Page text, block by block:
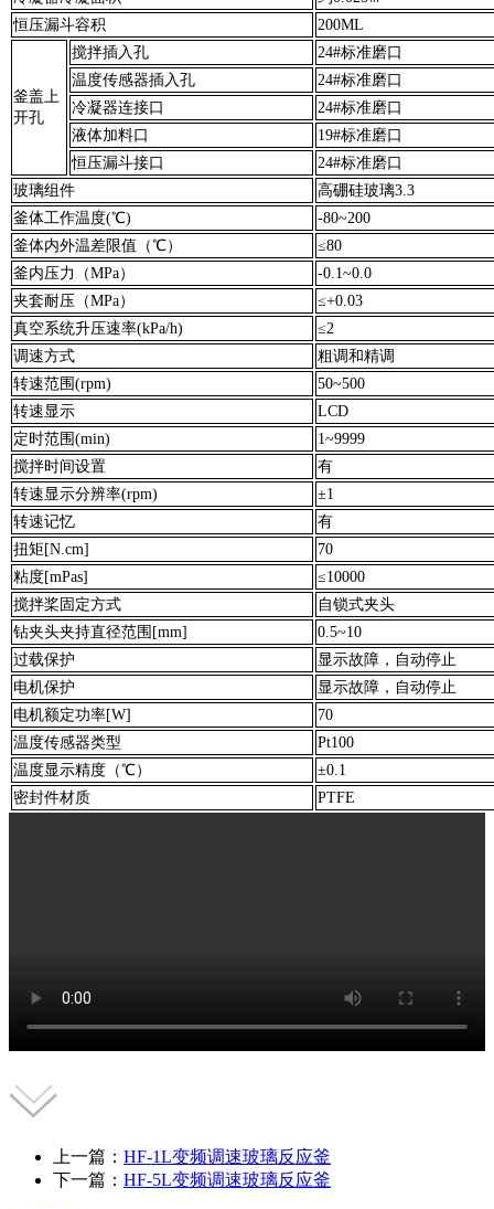
恒压漏斗容积
200ML
釜盖上
开孔
搅拌插入孔
24#标准磨口
温度传感器插入孔
24#标准磨口
冷凝器连接口
24#标准磨口
液体加料口
19#标准磨口
恒压漏斗接口
24#标准磨口
玻璃组件
高硼硅玻璃3.3
釜体工作温度(℃)
-80~200
釜体内外温差限值（℃）
≤80
釜内压力（MPa）
-0.1~0.0
夹套耐压（MPa）
≤+0.03
真空系统升压速率(kPa/h)
≤2
调速方式
粗调和精调
转速范围(rpm)
50~500
转速显示
LCD
定时范围(min)
1~9999
搅拌时间设置
有
转速显示分辨率(rpm)
±1
转速记忆
有
扭矩[N.cm]
70
粘度[mPas]
≤10000
搅拌桨固定方式
自锁式夹头
钻夹头夹持直径范围[mm]
0.5~10
过载保护
显示故障，自动停止
电机保护
显示故障，自动停止
电机额定功率[W]
70
温度传感器类型
Pt100
温度显示精度（℃）
±0.1
密封件材质
PTFE
上一篇： HF-1L变频调速玻璃反应釜
下一篇： HF-5L变频调速玻璃反应釜